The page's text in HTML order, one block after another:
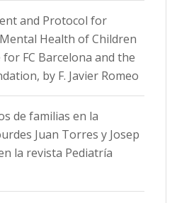
and Protocol for
Health of Children
FC Barcelona and the
by F. Javier Romeo
de familias en la
Juan Torres y Josep
la revista Pediatría